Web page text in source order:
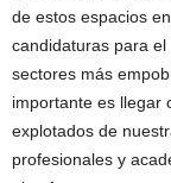
de estos espacios
candidaturas para
sectores más
importante es llegar
explotados de
profesionales y